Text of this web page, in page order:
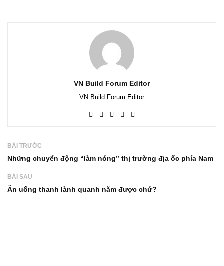
VN Build Forum Editor
VN Build Forum Editor
BÀI TRƯỚC
Những chuyển động “làm nóng” thị trường địa ốc phía Nam
BÀI SAU
Ăn uống thanh lành quanh năm được chứ?